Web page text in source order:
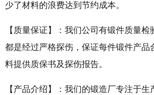
少了材料的浪费达到节约成本。
【质量保证】
：我们公司有锻件质量
都是经过严格探伤，保证每件锻件产品
料提供质保书及探伤报告。
【产品介绍】 ：‌我们的锻造厂专注于生